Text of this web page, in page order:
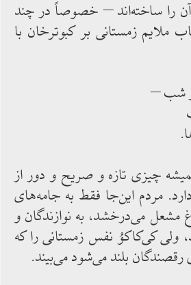
را ساخته‌‌اند – خصوصاً در چند
ملایم زمستانی بر كبوترخان با
شب –
چیزی تازه و صریح و دور از
مردم این‌‌جا فقط به جامه‌‌های
مشعل می‌‌درخشد، به نوازندگان و
ولی كی‌‌كاكوُ نفس زمستانی را كه
بلند می‌‌شود می‌‌بیند.